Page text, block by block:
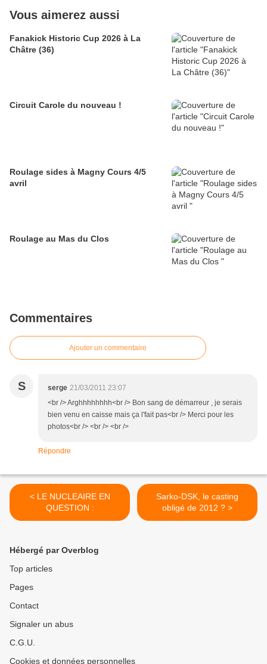
Vous aimerez aussi
Fanakick Historic Cup 2026 à La
Châtre (36)
Circuit Carole du nouveau !
Roulage sides à Magny Cours 4/5
avril
Roulage au Mas du Clos
Commentaires
Ajouter un commentaire
S serge 21/03/2011 23:07
<br /> Arghhhhhhhh<br /> Bon sang de démarreur , je serais
bien venu en caisse mais ça l'fait pas<br /> Merci pour les
photos<br /> <br /> <br />
Répondre
< LE NUCLEAIRE EN
QUESTION :
Sarko-DSK, le casting
obligé de 2012 ? >
Hébergé par Overblog
Top articles
Pages
Contact
Signaler un abus
C.G.U.
Cookies et données personnelles